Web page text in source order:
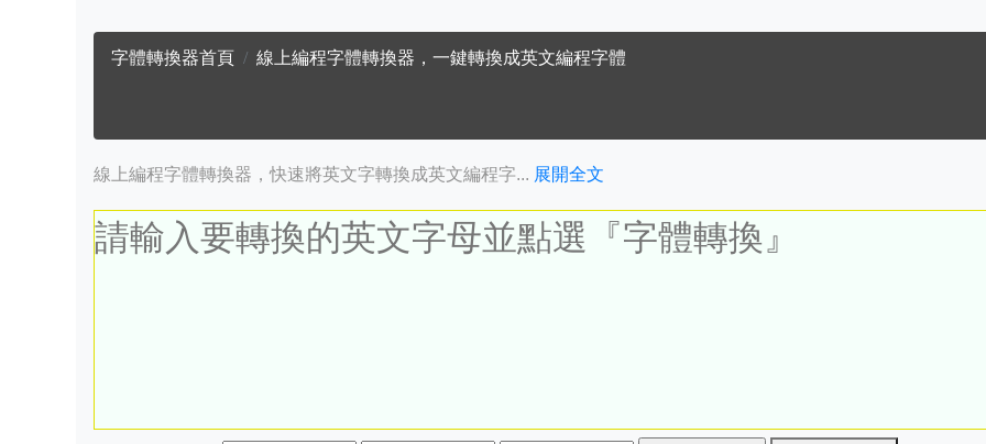
字體轉換器首頁 線上編程字體轉換器，一鍵轉換成英文編程字體
線上編程字體轉換器，快速將英文字轉換成英文編程字... 展開全文